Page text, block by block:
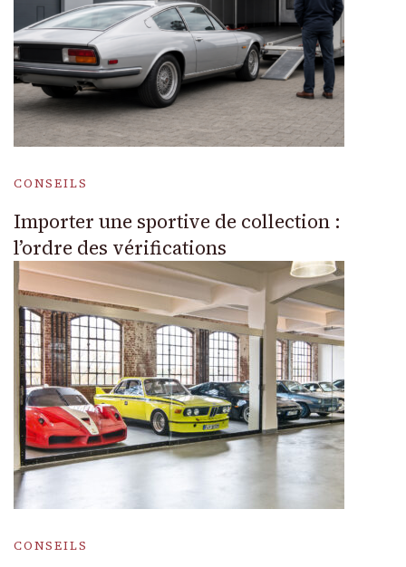
CONSEILS
Importer une sportive de collection :
l’ordre des vérifications
CONSEILS